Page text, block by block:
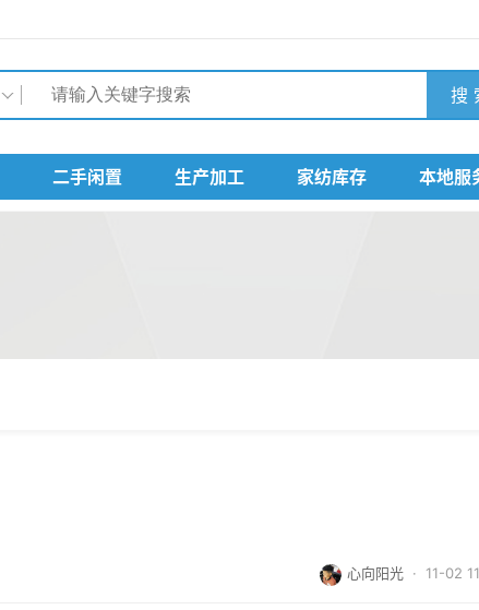
搜
二手闲置 生产加工 家纺库存 本地服
心向阳光 · 11-02